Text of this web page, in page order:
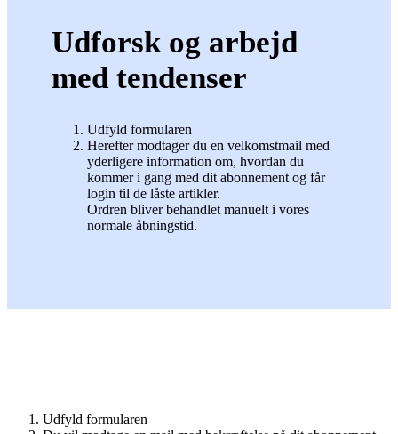
Udforsk og arbejd
med tendenser
Udfyld formularen
Herefter modtager du en velkomstmail med
yderligere information om, hvordan du
kommer i gang med dit abonnement og får
login til de låste artikler.
Ordren bliver behandlet manuelt i vores
normale åbningstid.
Udfyld formularen